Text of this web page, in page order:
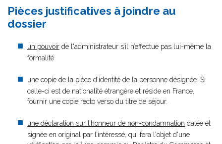
Pièces justificatives à joindre au
dossier
un pouvoir de l'administrateur s’il n’effectue pas lui-même la
formalité
une copie de la pièce d’identité de la personne désignée. Si
celle-ci est de nationalité étrangère et réside en France,
fournir une copie recto verso du titre de séjour.
une déclaration sur l’honneur de non-condamnation datée et
signée en original par l’intéressé, qui fera l'objet d'une